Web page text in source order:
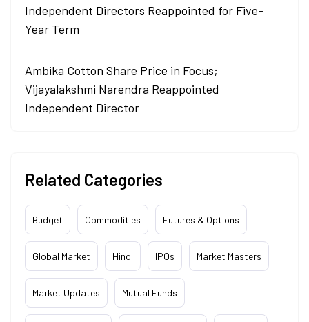
Independent Directors Reappointed for Five-
Year Term
Ambika Cotton Share Price in Focus;
Vijayalakshmi Narendra Reappointed
Independent Director
Related Categories
Budget Commodities Futures & Options
Global Market Hindi IPOs Market Masters
Market Updates Mutual Funds